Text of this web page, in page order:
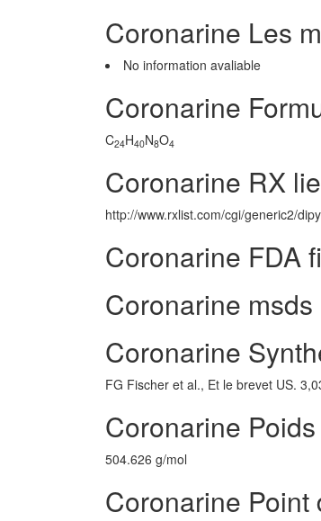
Coronarine Les
No information avaliable
Coronarine
C24H40N8O4
Coronarine RX
http://www.rxlist.com/cgi/generic2/
Coronarine FDA
Coronarine
Coronarine
FG Fischer et al., Et le brevet US.
Coronarine
504.626 g/mol
Coronarine Point